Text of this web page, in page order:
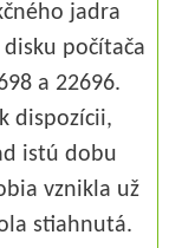
jadra
počítača
a 22696.
dispozícii,
istú dobu
vznikla už
stiahnutá.